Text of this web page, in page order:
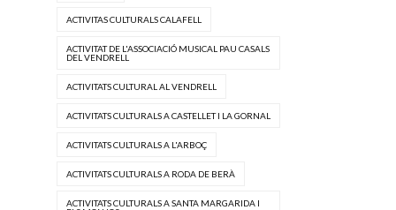
ACTIVITAS CULTURALS CALAFELL
ACTIVITAT DE L'ASSOCIACIÓ MUSICAL PAU CASALS
DEL VENDRELL
ACTIVITATS CULTURAL AL VENDRELL
ACTIVITATS CULTURALS A CASTELLET I LA GORNAL
ACTIVITATS CULTURALS A L'ARBOÇ
ACTIVITATS CULTURALS A RODA DE BERÀ
ACTIVITATS CULTURALS A SANTA MARGARIDA I